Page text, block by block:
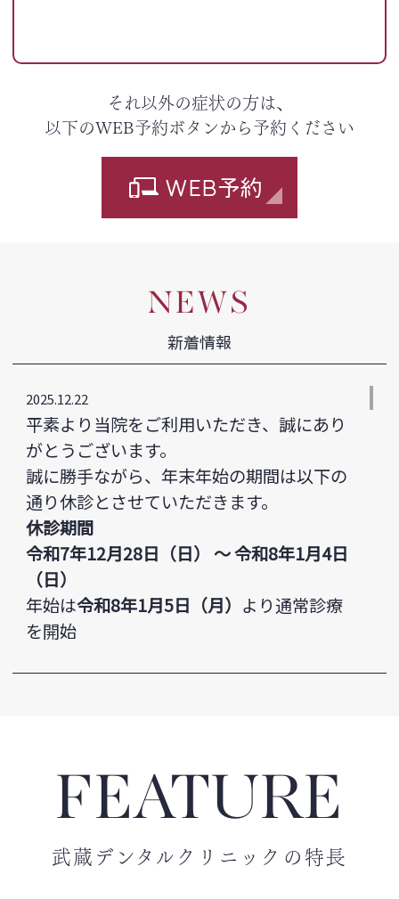
それ以外の症状の方は、
以下のWEB予約ボタンから予約ください
WEB予約
NEWS
新着情報
2025.12.22
平素より当院をご利用いただき、誠にあり
がとうございます。
誠に勝手ながら、年末年始の期間は以下の
通り休診とさせていただきます。
休診期間
令和7年12月28日（日） ～ 令和8年1月4日
（日）
年始は令和8年1月5日（月） より通常診療
を開始
いただき、誠にありがとうございます。
誠に勝手ながら、当医院は以下の期間、夏
休業期間
FEATURE
武蔵デンタルクリニックの特長